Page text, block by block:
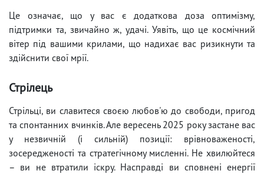
Це означає, що у вас є додаткова доза оптимізму,
підтримки та, звичайно ж, удачі. Уявіть, що це космічний
вітер під вашими крилами, що надихає вас ризикнути та
здійснити свої мрії.
Стрілець
Стрільці, ви славитеся своєю любов'ю до свободи, пригод
та спонтанних вчинків. Але вересень 2025 року застане вас
у незвичній (і сильній) позиції: врівноваженості,
зосередженості та стратегічному мисленні. Не хвилюйтеся
– ви не втратили іскру. Насправді ви сповнені енергії